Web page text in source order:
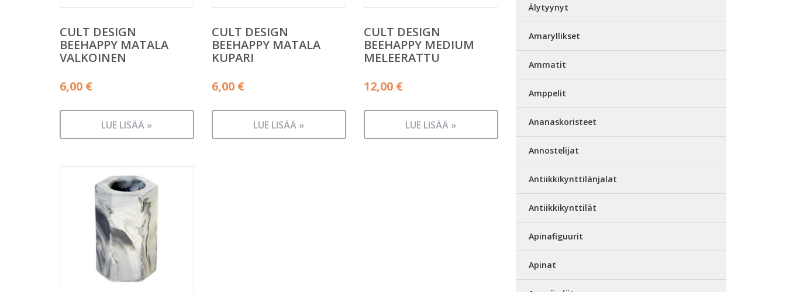
CULT DESIGN
BEEHAPPY MATALA
VALKOINEN
6,00 €
LUE LISÄÄ »
CULT DESIGN
BEEHAPPY MATALA
KUPARI
6,00 €
LUE LISÄÄ »
CULT DESIGN
BEEHAPPY MEDIUM
MELEERATTU
12,00 €
LUE LISÄÄ »
Älytyynyt
Amaryllikset
Ammatit
Amppelit
Ananaskoristeet
Annostelijat
Antiikkikynttilänjalat
Antiikkikynttilät
Apinafiguurit
Apinat